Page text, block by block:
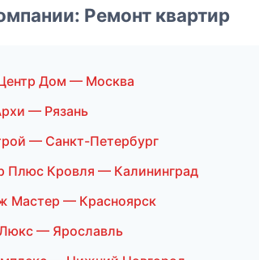
Ремонт квартир
Дом — Москва
— Рязань
— Санкт-Петербург
Плюс Кровля — Калининград
Мастер — Красноярск
— Ярославль